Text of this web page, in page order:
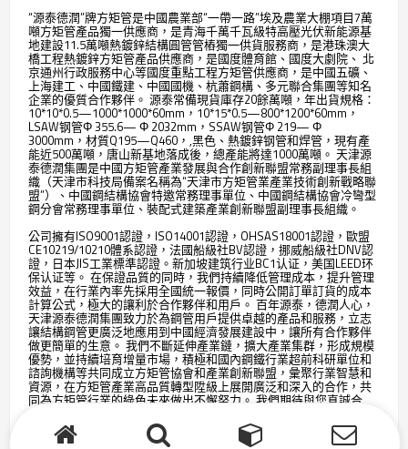
“源泰德潤”牌方矩管是中國農業部“一帶一路”埃及農業大棚項目7萬
噸方矩管產品獨一供應商，是青海千萬千瓦級特高壓光伏新能源基
地建設11.5萬噸熱鍍鋅結構圓管管樁獨一供貨服務商，是港珠澳大
橋工程熱鍍鋅方矩管產品供應商，是國度體育館、國度大劇院、 北
京通州行政服務中心等國度重點工程方矩管供應商，是中國五礦、
上海建工、中國鐵建、中國國機、杭蕭鋼構、多元聯合集團等知名
企業的優質合作夥伴。 源泰常備現貨庫存20餘萬噸，年出貨規格：
10*10*0.5—1000*1000*60mm，10*15*0.5—800*1200*60mm，
LSAW钢管Φ 355.6— Φ 2032mm，SSAW钢管Φ 219— Φ
3000mm， 材質Q195—Q460，,黑色、熱鍍鋅钢管和焊管，現有產
能近500萬噸，唐山新基地落成後，總產能將達1000萬噸。 天津源
泰德潤集團是中國方矩管產業發展與合作創新聯盟常務副理事長組
織（天津市科技局備案名稱為“天津市方矩管業產業技術創新戰略聯
盟”）、中國鋼結構協會特邀常務理事單位、中國鋼結構協會冷彎型
鋼分會常務理事單位、裝配式建築產業創新聯盟副理事長組織。
公司擁有ISO9001認證，ISO14001認證，OHSAS18001認證，歐盟
CE10219/10210體系認證，法國船級社BV認證，挪威船級社DNV認
證，日本JIS工業標準認證。新加坡建筑行业BC1认证，美国LEED环
保认证等。 在保證品質的同時，我們持續降低管理成本，提升管理
效益，在行業內率先採用全國統一報價，同時公開訂單訂貨的成本
計算公式，極大的讓利於合作夥伴和用戶。 百年源泰，德潤人心，
天津源泰德潤集團致力於為鋼管用戶提供卓越的產品和服務，立志
讓結構鋼管更廣泛地應用到中國經濟發展建設中，讓所有合作夥伴
做更簡單的生意。 我們不斷延伸產業鏈，擴大產業集群，形成規模
優勢，並持續培育增量市場，積極和國內鋼鐵行業超前科研單位和
諮詢機構等共同成立方矩管協會和產業創新聯盟，彙聚行業智慧和
資源，在方矩管產業高品質轉型陞級上展開廣泛和深入的合作，共
同為方矩管行業的綠色未來做出不懈努力。 我們期待與您真誠合